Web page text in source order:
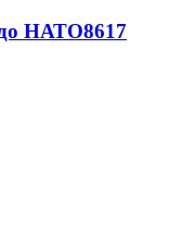
до НАТО8617